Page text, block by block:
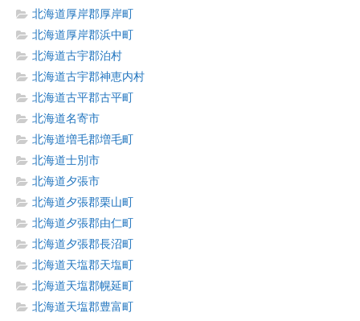
北海道厚岸郡厚岸町
北海道厚岸郡浜中町
北海道古宇郡泊村
北海道古宇郡神恵内村
北海道古平郡古平町
北海道名寄市
北海道増毛郡増毛町
北海道士別市
北海道夕張市
北海道夕張郡栗山町
北海道夕張郡由仁町
北海道夕張郡長沼町
北海道天塩郡天塩町
北海道天塩郡幌延町
北海道天塩郡豊富町